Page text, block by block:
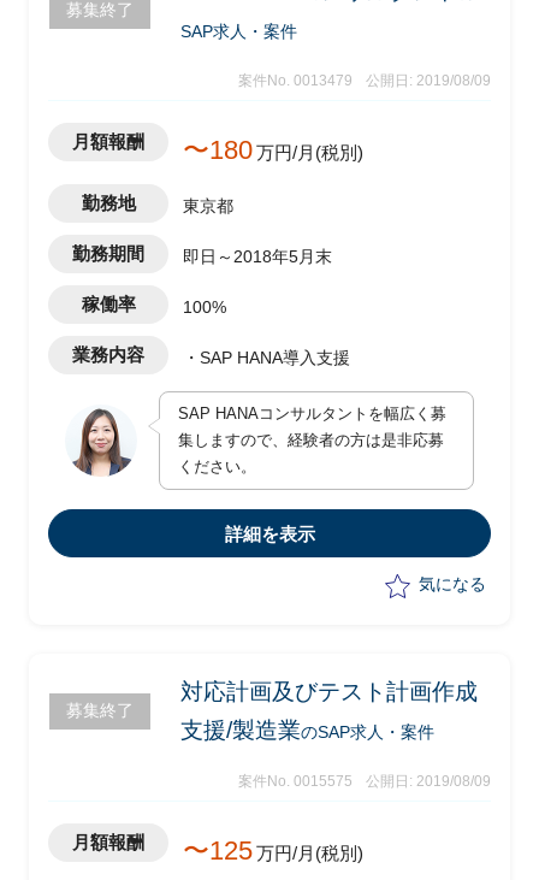
・ローカルシステムの要件の取り纏め
を推進する
既存ドキュメントやユーザー、IT部門へ
・取り纏めた要件をグループ統一基盤管
・要件提示後の要件調整やテスト、移行
募集終了
SAP求人・案件
案件No. 0013479 公開日: 2019/08/09
月額報酬 〜180万円/月(税別)
勤務地 東京都
勤務期間 即日～2018年5月末
稼働率 100%
業務内容 ・SAP HANA導入支援
SAP HANAコンサルタントを幅広く募
集しますので、経験者の方は是非応募
ください。
詳細を表示
気になる
募集終了
対応計画及びテスト計画作成
支援/製造業のSAP求人・案件
案件No. 0015575 公開日: 2019/08/09
月額報酬 〜125万円/月(税別)